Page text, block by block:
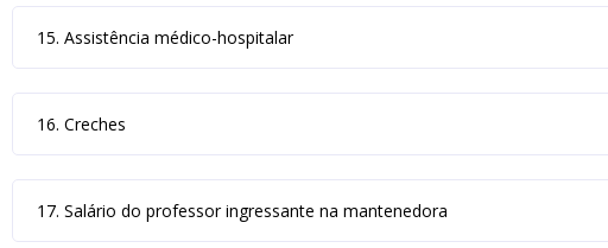
15. Assistência médico-hospitalar
16. Creches
17. Salário do professor ingressante na mantenedora